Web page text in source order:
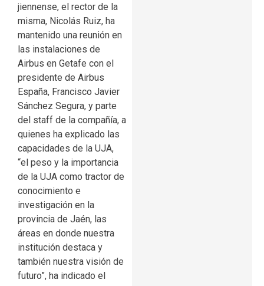
jiennense, el rector de la
misma, Nicolás Ruiz, ha
mantenido una reunión en
las instalaciones de
Airbus en Getafe con el
presidente de Airbus
España, Francisco Javier
Sánchez Segura, y parte
del staff de la compañía, a
quienes ha explicado las
capacidades de la UJA,
“el peso y la importancia
de la UJA como tractor de
conocimiento e
investigación en la
provincia de Jaén, las
áreas en donde nuestra
institución destaca y
también nuestra visión de
futuro”, ha indicado el